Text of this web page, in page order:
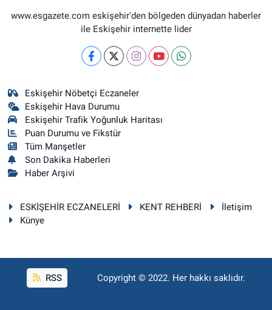
www.esgazete.com eskişehir'den bölgeden dünyadan haberler
ile Eskişehir internette lider
Eskişehir Nöbetçi Eczaneler
Eskişehir Hava Durumu
Eskişehir Trafik Yoğunluk Haritası
Puan Durumu ve Fikstür
Tüm Manşetler
Son Dakika Haberleri
Haber Arşivi
ESKİŞEHİR ECZANELERİ KENT REHBERİ
İletişim
Künye
RSS Copyright © 2022. Her hakkı saklıdır.